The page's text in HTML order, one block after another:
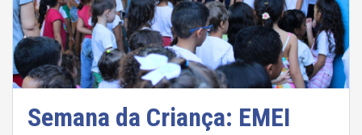
Semana da Criança: EMEI